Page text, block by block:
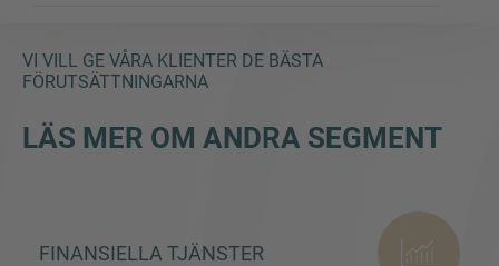
VI VILL GE VÅRA KLIENTER DE BÄSTA
FÖRUTSÄTTNINGARNA
LÄS MER OM ANDRA SEGMENT
FINANSIELLA TJÄNSTER